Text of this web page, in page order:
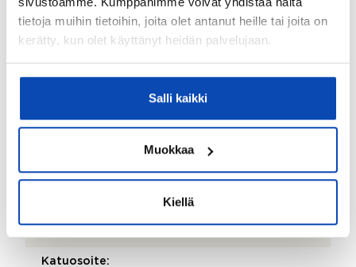
tietoja muihin tietoihin, joita olet antanut heille tai joita on
kerätty, kun olet käyttänyt heidän palvelujaan.
Salli kaikki
Muokkaa
Kiellä
Lisätietoja kiinteistönhoidosta:
Yhtiöllä ei erillistä huoltoyhtiötä
Vuo-kiinteistöpalvelut
Tuomo Nenonen
tuomo.nenonen@vuokki.fi
Katuosoite: